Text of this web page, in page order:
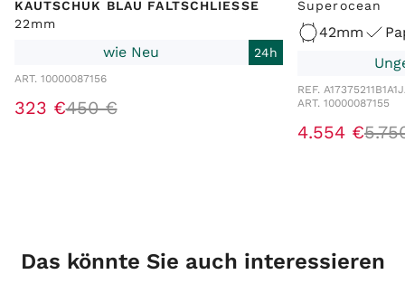
KAUTSCHUK BLAU FALTSCHLIESSE
22mm
wie Neu 24h
ART. 10000087156
323 €450 €
Superocean
42mm
REF. A17375211B1A1
ART. 10000087155
4.554 €
Das könnte Sie auch interessieren